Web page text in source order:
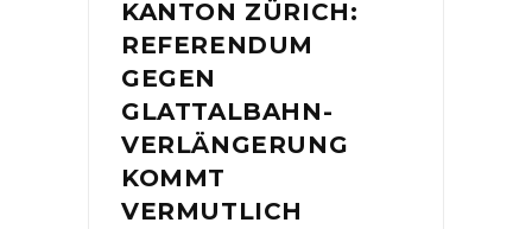
KANTON ZÜRICH:
REFERENDUM
GEGEN
GLATTALBAHN-
VERLÄNGERUNG
KOMMT
VERMUTLICH